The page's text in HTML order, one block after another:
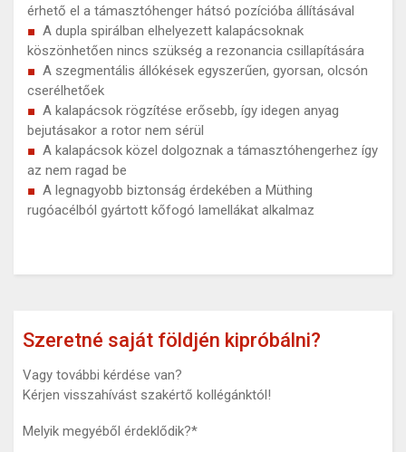
érhető el a támasztóhenger hátsó pozícióba állításával
A dupla spirálban elhelyezett kalapácsoknak
köszönhetően nincs szükség a rezonancia csillapítására
A szegmentális állókések egyszerűen, gyorsan, olcsón
cserélhetőek
A kalapácsok rögzítése erősebb, így idegen anyag
bejutásakor a rotor nem sérül
A kalapácsok közel dolgoznak a támasztóhengerhez így
az nem ragad be
A legnagyobb biztonság érdekében a Müthing
rugóacélból gyártott kőfogó lamellákat alkalmaz
Szeretné saját földjén kipróbálni?
Vagy további kérdése van?
Kérjen visszahívást szakértő kollégánktól!
Melyik megyéből érdeklődik?*